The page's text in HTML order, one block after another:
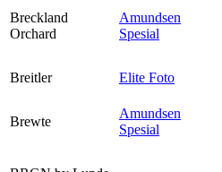
Breckland
Orchard
Amundsen
Spesial
Breitler Elite Foto
Brewte
Amundsen
Spesial